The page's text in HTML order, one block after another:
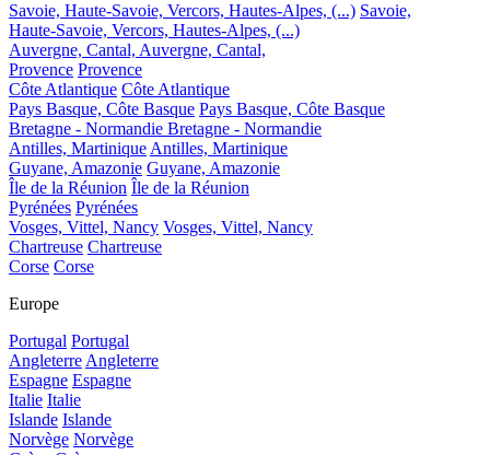
Savoie, Haute-Savoie, Vercors, Hautes-Alpes, (...) Savoie,
Haute-Savoie, Vercors, Hautes-Alpes, (...)
Auvergne, Cantal, Auvergne, Cantal,
Provence Provence
Côte Atlantique Côte Atlantique
Pays Basque, Côte Basque Pays Basque, Côte Basque
Bretagne - Normandie Bretagne - Normandie
Antilles, MartiniqueAntilles, Martinique
Guyane, Amazonie Guyane, Amazonie
Île de la Réunion Île de la Réunion
Pyrénées Pyrénées
Vosges, Vittel, Nancy Vosges, Vittel, Nancy
Chartreuse Chartreuse
Corse Corse
Europe
Portugal Portugal
AngleterreAngleterre
Espagne Espagne
Italie Italie
Islande Islande
Norvège Norvège